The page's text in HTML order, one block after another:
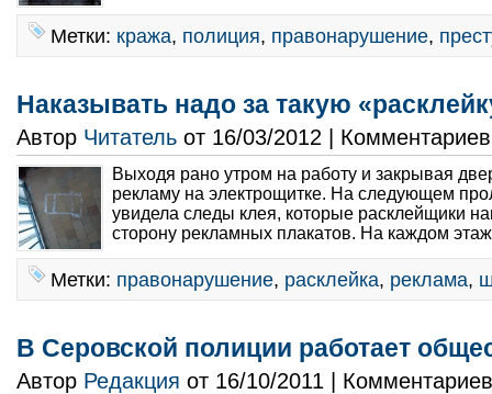
Метки: кража, полиция, правонарушение,
Наказывать надо за такую
Автор Читатель от 16/03/2012 |
Выходя рано утром на работу и закрывая
рекламу на электрощитке. На следующем
увидела следы клея, которые расклейщики
сторону рекламных плакатов. На каждом
Метки: правонарушение, расклейка, реклама,
В Серовской полиции работает
Автор Редакция от 16/10/2011 |